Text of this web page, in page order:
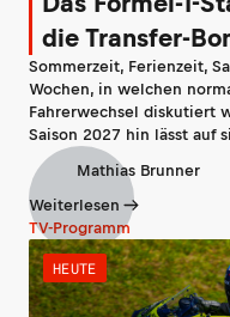
die Transfer-
Sommerzeit, Ferienzeit,
Wochen, in welchen
Fahrerwechsel diskutiert
Saison 2027 hin lässt auf
Mathias Brunner
Weiterlesen
TV-Programm
HEUTE